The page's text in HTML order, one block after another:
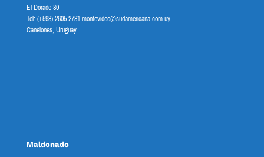
El Dorado 80
Tel: (+598) 2605 2731 montevideo@sudamericana.com.uy
Canelones, Uruguay
Maldonado